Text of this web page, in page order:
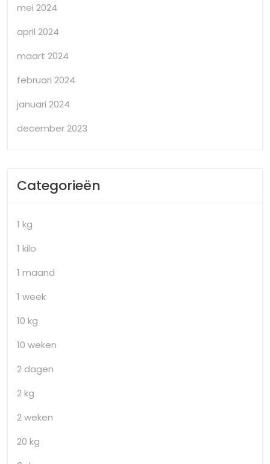
mei 2024
april 2024
maart 2024
februari 2024
januari 2024
december 2023
Categorieën
1 kg
1 kilo
1 maand
1 week
10 kg
10 weken
2 dagen
2 kg
2 weken
20 kg